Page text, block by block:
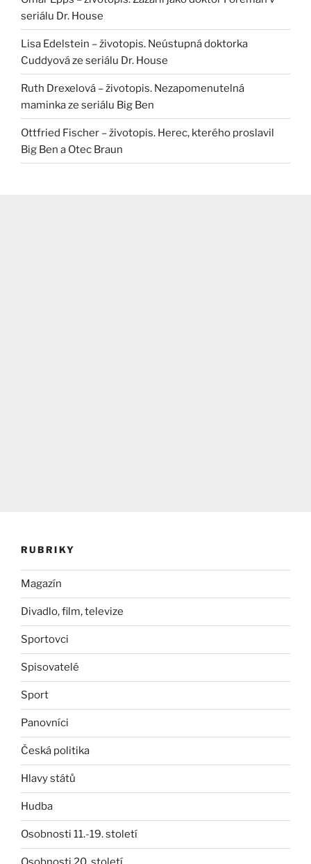
seriálu Dr. House
Lisa Edelstein – životopis. Neústupná doktorka
Cuddyová ze seriálu Dr. House
Ruth Drexelová – životopis. Nezapomenutelná
maminka ze seriálu Big Ben
Ottfried Fischer – životopis. Herec, kterého proslavil
Big Ben a Otec Braun
RUBRIKY
Magazín
Divadlo, film, televize
Sportovci
Spisovatelé
Sport
Panovníci
Česká politika
Hlavy států
Hudba
Osobnosti 11.-19. století